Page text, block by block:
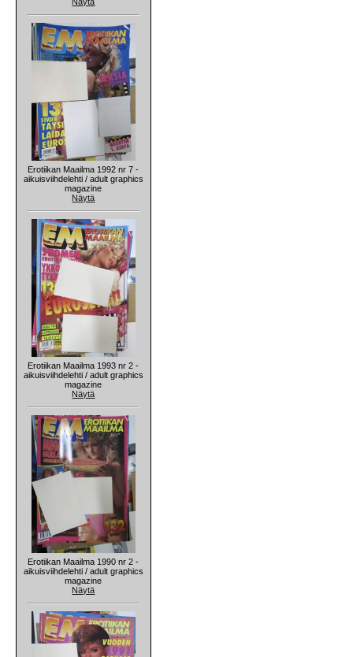
Erotiikan Maailma 1992 nr 7 -
aikuisviihdelehti / adult graphics
magazine
Näytä
Erotiikan Maailma 1993 nr 2 -
aikuisviihdelehti / adult graphics
magazine
Näytä
Erotiikan Maailma 1990 nr 2 -
aikuisviihdelehti / adult graphics
magazine
Näytä